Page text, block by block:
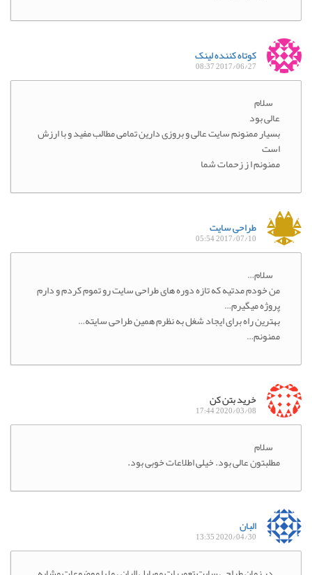
کوتاه کننده لینک
2017/06/27 08:37
سلام
عالی بود
بسیار ممنونم سایت عالی و بروزی دارین تمامی مطالب مفید و با ارزش
است
ممنونم ا ز زحمات شما
طراحی سایت
2017/07/10 05:54
سلام…
من خودم مدتیه که تازه دوره های طراحی سایت رو تموم کردم و دارم
پروژه میگیرم…
بهترین راه برای ایجاد شغل به نظرم همین طراحی سایته…
ممنونم…
خرید بتن کن
2020/03/08 17:44
سلام
مطلبتون عالی بود. خیلی اطلاعات خوبی بود.
البان
2020/04/30 13:35